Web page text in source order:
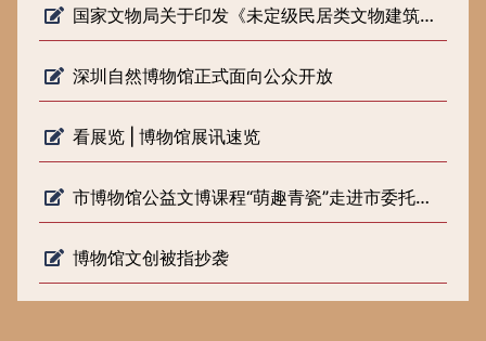
国家文物局关于印发《未定级民居类文物建筑修缮审批工作指引（试行）》的通知
深圳自然博物馆正式面向公众开放
看展览 | 博物馆展讯速览
市博物馆公益文博课程“萌趣青瓷”走进市委托管课堂
博物馆文创被指抄袭